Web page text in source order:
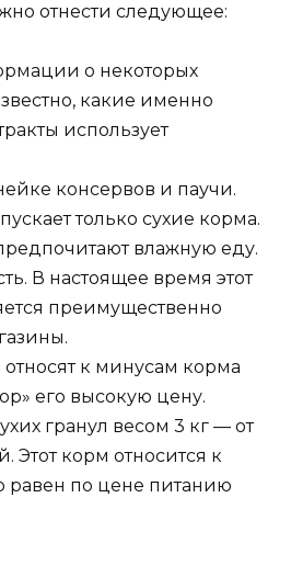
отнести следующее:
о некоторых
какие именно
использует
консервов и паучи.
только сухие корма.
влажную еду.
В настоящее время этот
преимущественно
к минусам корма
его высокую цену.
гранул весом 3 кг — от
Этот корм относится к
равен по цене питанию